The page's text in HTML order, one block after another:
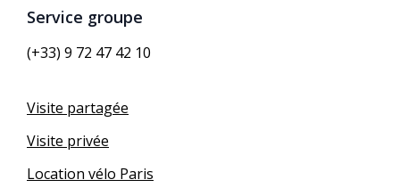
Service groupe
(+33) 9 72 47 42 10
Visite partagée
Visite privée
Location vélo Paris